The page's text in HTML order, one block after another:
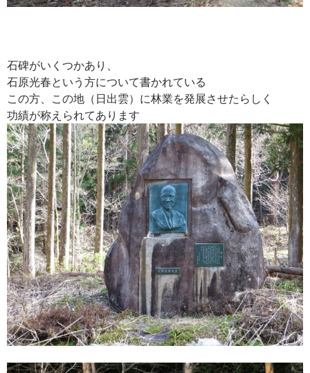
石碑がいくつかあり、
石原光春という方について書かれている
この方、この地（日出雲）に林業を発展させたらしく
功績が称えられてあります